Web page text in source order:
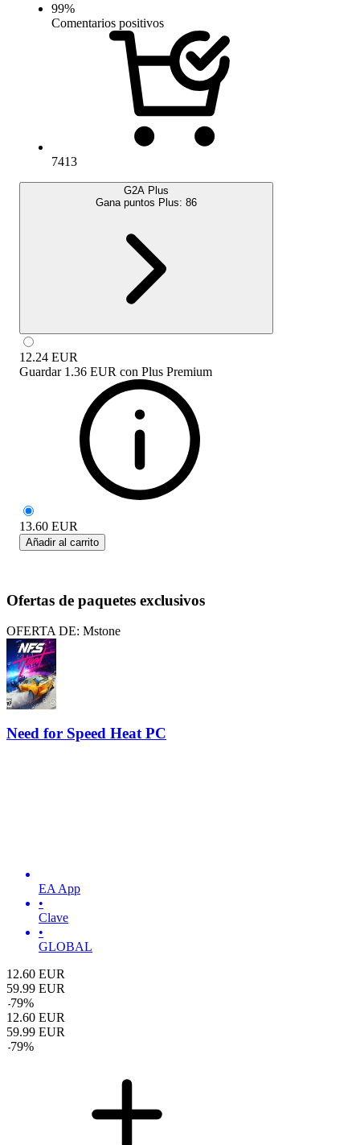
99%
Comentarios positivos
7413
G2A Plus
Gana puntos Plus: 86
12.24 EUR
Guardar 1.36 EUR con Plus Premium
13.60 EUR
Añadir al carrito
Ofertas de paquetes exclusivos
OFERTA DE: Mstone
Need for Speed Heat PC
EA App
•
Clave
•
GLOBAL
12.60 EUR
59.99 EUR
-79%
12.60 EUR
59.99 EUR
-79%